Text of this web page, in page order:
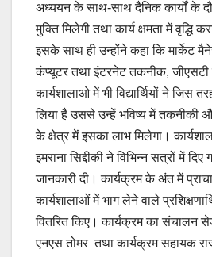
अध्ययन के साथ-साथ दैनिक कार्यों के
मुक्ति मिलेगी तथा कार्य क्षमता में वृद्धि
इसके साथ ही उन्होंने कहा कि मार्केट
कंप्यूटर तथा इंटरनेट तकनीक,
कार्यशालाओ में भी विद्यार्थियों ने जिस
लिया है उससे उन्हें भविष्य में तकनीकी
के क्षेत्र में इसका लाभ मिलेगा।
इमराना सिद्दीकी ने विभिन्न सत्रों में
जानकारी दी। कार्यक्रम के अंत में
कार्यशालाओं में भाग लेने वाले
वितरित किए। कार्यक्रम का संचालन
एनएस तोमर तथा कार्यक्रम सहायक